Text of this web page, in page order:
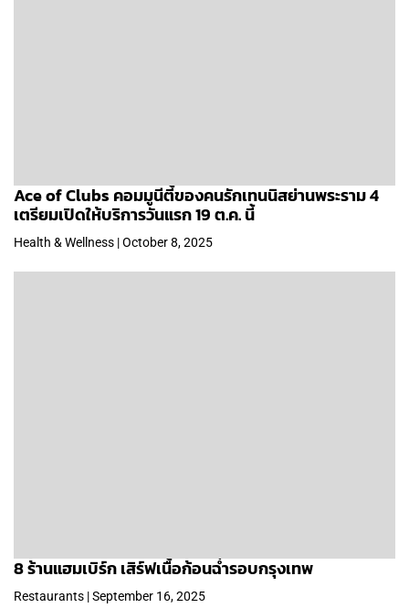
Ace of Clubs คอมมูนีตี้ของคนรักเทนนิสย่านพระราม 4
เตรียมเปิดให้บริการวันแรก 19 ต.ค. นี้
Health & Wellness | October 8, 2025
8 ร้านแฮมเบิร์ก เสิร์ฟเนื้อก้อนฉ่ำรอบกรุงเทพ
Restaurants | September 16, 2025